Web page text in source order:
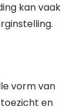
kan vaak
vorm van
en